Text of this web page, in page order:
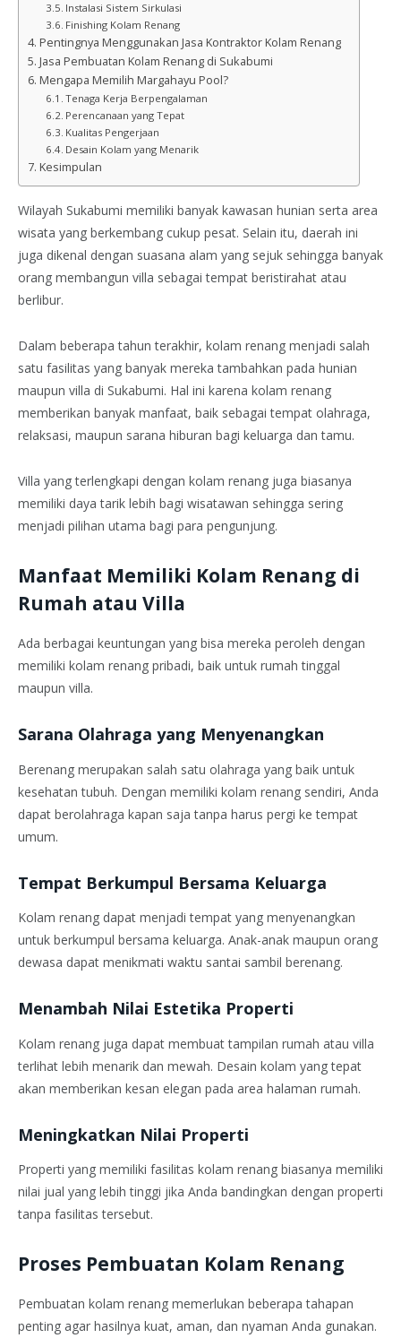
Instalasi Sistem Sirkulasi
Finishing Kolam Renang
Pentingnya Menggunakan Jasa Kontraktor Kolam Renang
Jasa Pembuatan Kolam Renang di Sukabumi
Mengapa Memilih Margahayu Pool?
Tenaga Kerja Berpengalaman
Perencanaan yang Tepat
Kualitas Pengerjaan
Desain Kolam yang Menarik
Kesimpulan
Wilayah Sukabumi memiliki banyak kawasan hunian serta area
wisata yang berkembang cukup pesat. Selain itu, daerah ini
juga dikenal dengan suasana alam yang sejuk sehingga banyak
orang membangun villa sebagai tempat beristirahat atau
berlibur.
Dalam beberapa tahun terakhir, kolam renang menjadi salah
satu fasilitas yang banyak mereka tambahkan pada hunian
maupun villa di Sukabumi. Hal ini karena kolam renang
memberikan banyak manfaat, baik sebagai tempat olahraga,
relaksasi, maupun sarana hiburan bagi keluarga dan tamu.
Villa yang terlengkapi dengan kolam renang juga biasanya
memiliki daya tarik lebih bagi wisatawan sehingga sering
menjadi pilihan utama bagi para pengunjung.
Manfaat Memiliki Kolam Renang di
Rumah atau Villa
Ada berbagai keuntungan yang bisa mereka peroleh dengan
memiliki kolam renang pribadi, baik untuk rumah tinggal
maupun villa.
Sarana Olahraga yang Menyenangkan
Berenang merupakan salah satu olahraga yang baik untuk
kesehatan tubuh. Dengan memiliki kolam renang sendiri, Anda
dapat berolahraga kapan saja tanpa harus pergi ke tempat
umum.
Tempat Berkumpul Bersama Keluarga
Kolam renang dapat menjadi tempat yang menyenangkan
untuk berkumpul bersama keluarga. Anak-anak maupun orang
dewasa dapat menikmati waktu santai sambil berenang.
Menambah Nilai Estetika Properti
Kolam renang juga dapat membuat tampilan rumah atau villa
terlihat lebih menarik dan mewah. Desain kolam yang tepat
akan memberikan kesan elegan pada area halaman rumah.
Meningkatkan Nilai Properti
Properti yang memiliki fasilitas kolam renang biasanya memiliki
nilai jual yang lebih tinggi jika Anda bandingkan dengan properti
tanpa fasilitas tersebut.
Proses Pembuatan Kolam Renang
Pembuatan kolam renang memerlukan beberapa tahapan
penting agar hasilnya kuat, aman, dan nyaman Anda gunakan.